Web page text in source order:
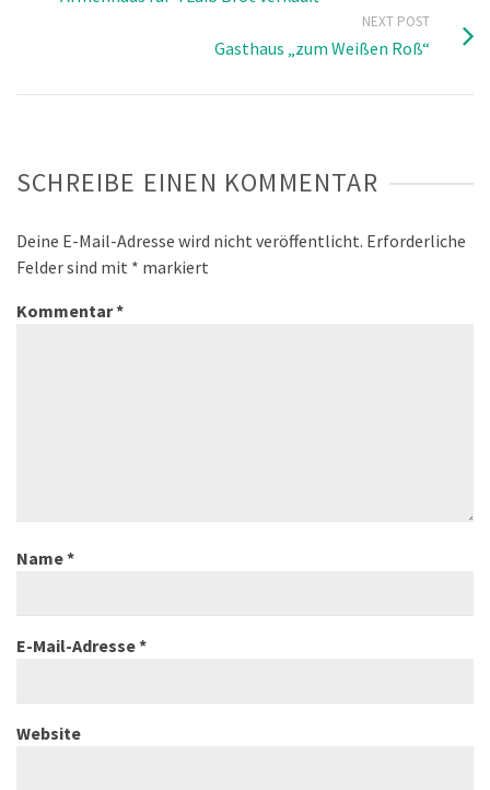
NEXT POST
Gasthaus „zum Weißen Roß“
SCHREIBE EINEN KOMMENTAR
Deine E-Mail-Adresse wird nicht veröffentlicht. Erforderliche
Felder sind mit * markiert
Kommentar*
Name*
E-Mail-Adresse*
Website